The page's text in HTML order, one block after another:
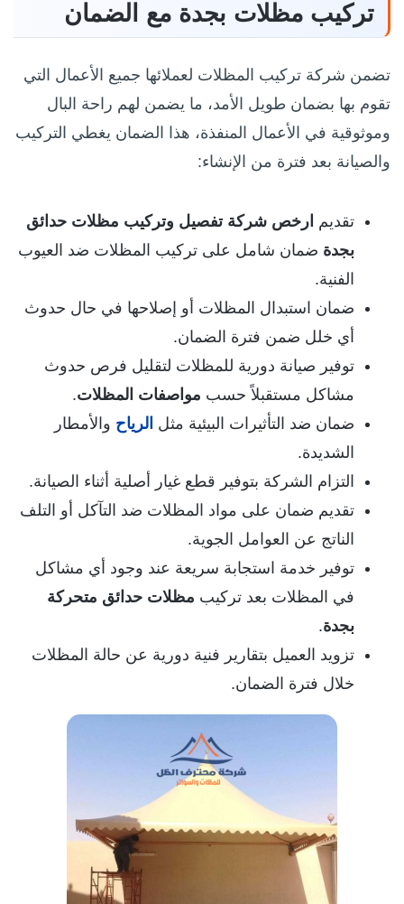
تركيب مظلات بجدة مع الضمان
تضمن شركة تركيب المظلات لعملائها جميع الأعمال التي
تقوم بها بضمان طويل الأمد، ما يضمن لهم راحة البال
وموثوقية في الأعمال المنفذة، هذا الضمان يغطي التركيب
والصيانة بعد فترة من الإنشاء:
تقديم ارخص شركة تفصيل وتركيب مظلات حدائق
بجدة ضمان شامل على تركيب المظلات ضد العيوب
الفنية.
ضمان استبدال المظلات أو إصلاحها في حال حدوث
أي خلل ضمن فترة الضمان.
توفير صيانة دورية للمظلات لتقليل فرص حدوث
مشاكل مستقبلاً حسب مواصفات المظلات.
ضمان ضد التأثيرات البيئية مثل الرياح والأمطار
الشديدة.
التزام الشركة بتوفير قطع غيار أصلية أثناء الصيانة.
تقديم ضمان على مواد المظلات ضد التآكل أو التلف
الناتج عن العوامل الجوية.
توفير خدمة استجابة سريعة عند وجود أي مشاكل
في المظلات بعد تركيب مظلات حدائق متحركة
بجدة.
تزويد العميل بتقارير فنية دورية عن حالة المظلات
خلال فترة الضمان.